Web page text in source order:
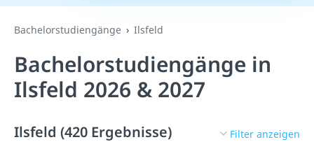
Bachelorstudiengänge Ilsfeld
Bachelorstudiengänge in
Ilsfeld 2026 & 2027
Ilsfeld (420 Ergebnisse) Filter anzeigen